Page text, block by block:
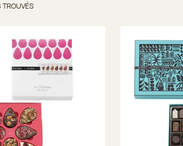
trouvés
TROUVÉS